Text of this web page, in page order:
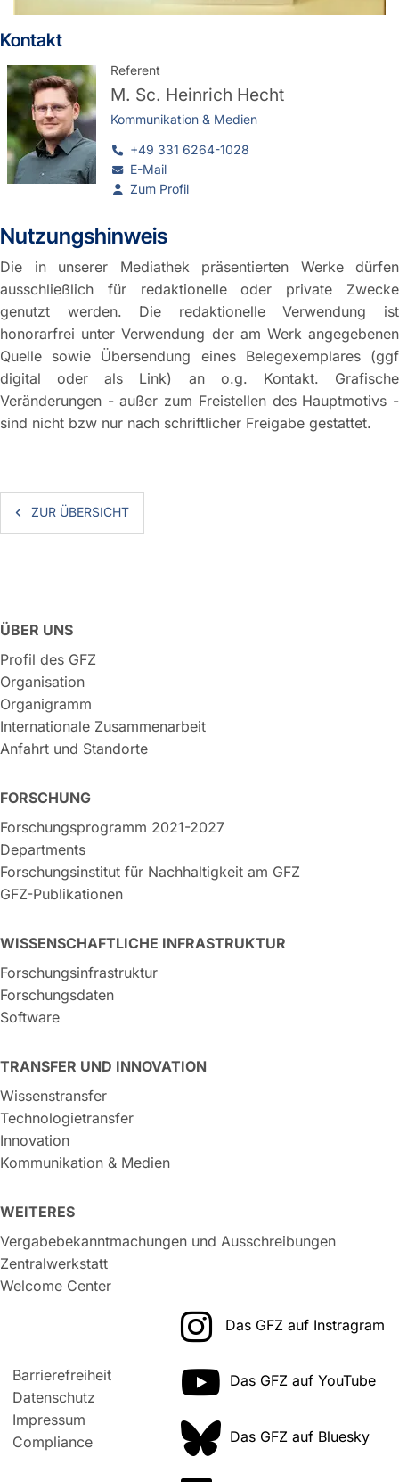
Kontakt
Referent
M. Sc. Heinrich Hecht
Kommunikation & Medien
+49 331 6264-1028
E-Mail
Zum Profil
Nutzungshinweis
Die in unserer Mediathek präsentierten Werke dürfen
ausschließlich für redaktionelle oder private Zwecke
genutzt werden. Die redaktionelle Verwendung ist
honorarfrei unter Verwendung der am Werk angegebenen
Quelle sowie Übersendung eines Belegexemplares (ggf
digital oder als Link) an o.g. Kontakt. Grafische
Veränderungen - außer zum Freistellen des Hauptmotivs -
sind nicht bzw nur nach schriftlicher Freigabe gestattet.
ZUR ÜBERSICHT
ÜBER UNS
Profil des GFZ
Organisation
Organigramm
Internationale Zusammenarbeit
Anfahrt und Standorte
FORSCHUNG
Forschungsprogramm 2021-2027
Departments
Forschungsinstitut für Nachhaltigkeit am GFZ
GFZ-Publikationen
WISSENSCHAFTLICHE INFRASTRUKTUR
Forschungsinfrastruktur
Forschungsdaten
Software
TRANSFER UND INNOVATION
Wissenstransfer
Technologietransfer
Innovation
Kommunikation & Medien
WEITERES
Vergabebekanntmachungen und Ausschreibungen
Zentralwerkstatt
Welcome Center
Barrierefreiheit
Datenschutz
Impressum
Compliance
Das GFZ auf Instragram
Das GFZ auf YouTube
Das GFZ auf Bluesky